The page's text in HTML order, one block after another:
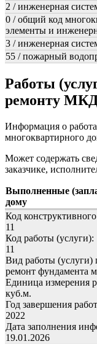
2 / инженерная
0 / общий код
элементы и
3 / инженерная
55 / пожарный
Работы
ремонту
Информация о
многоквартирного
Может содержать
заказчике,
Выполненные
дому
Код
11
Код работы (услуги):
11
Вид работы (услуги)
ремонт фундамента
Единица измерения
куб.м.
Год завершения
2022
Дата заполнения
19.01.2026